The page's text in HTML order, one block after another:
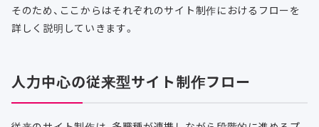
そのため、ここからはそれぞれのサイト制作におけるフローを
詳しく説明していきます。
人力中心の従来型サイト制作フロー